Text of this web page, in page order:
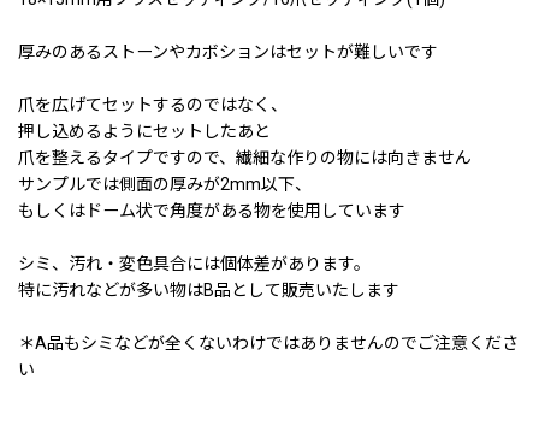
厚みのあるストーンやカボションはセットが難しいです
爪を広げてセットするのではなく、
押し込めるようにセットしたあと
爪を整えるタイプですので、繊細な作りの物には向きません
サンプルでは側面の厚みが2mm以下、
もしくはドーム状で角度がある物を使用しています
シミ、汚れ・変色具合には個体差があります。
特に汚れなどが多い物はB品として販売いたします
＊A品もシミなどが全くないわけではありませんのでご注意くださ
い